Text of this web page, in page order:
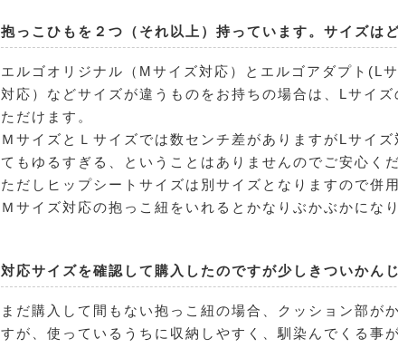
抱っこひもを２つ（それ以上）持っています。サイズは
エルゴオリジナル（Mサイズ対応）とエルゴアダプト(L
対応）などサイズが違うものをお持ちの場合は、Lサイ
ただけます。
ＭサイズとＬサイズでは数センチ差がありますがLサイ
てもゆるすぎる、ということはありませんのでご安心くだ
ただしヒップシートサイズは別サイズとなりますので併
Ｍサイズ対応の抱っこ紐をいれるとかなりぶかぶかになり
対応サイズを確認して購入したのですが少しきついかん
まだ購入して間もない抱っこ紐の場合、クッション部が
すが、使っているうちに収納しやすく、馴染んでくる事